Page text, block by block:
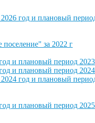
год и плановый
за 2022 г
и плановый период
и плановый период
год и плановый
и плановый период